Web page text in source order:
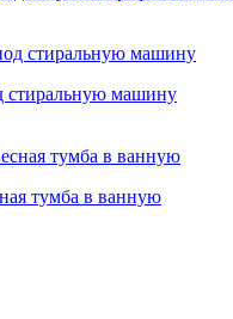
стиральную машину
тумба в ванную